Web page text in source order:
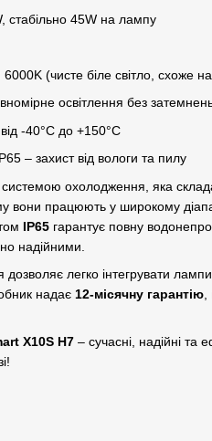
стабільно 45W на лампу
6000K (чисте біле світло, схоже
освітлення без
від -40°C до +150°C
– захист від вологи та пилу
охолодження, яка
вони працюють у широкому
IP65 гарантує повну
надійними.
легко інтегрувати
надає 12-місячну гарантію
X10S H7 – сучасні, надійні та